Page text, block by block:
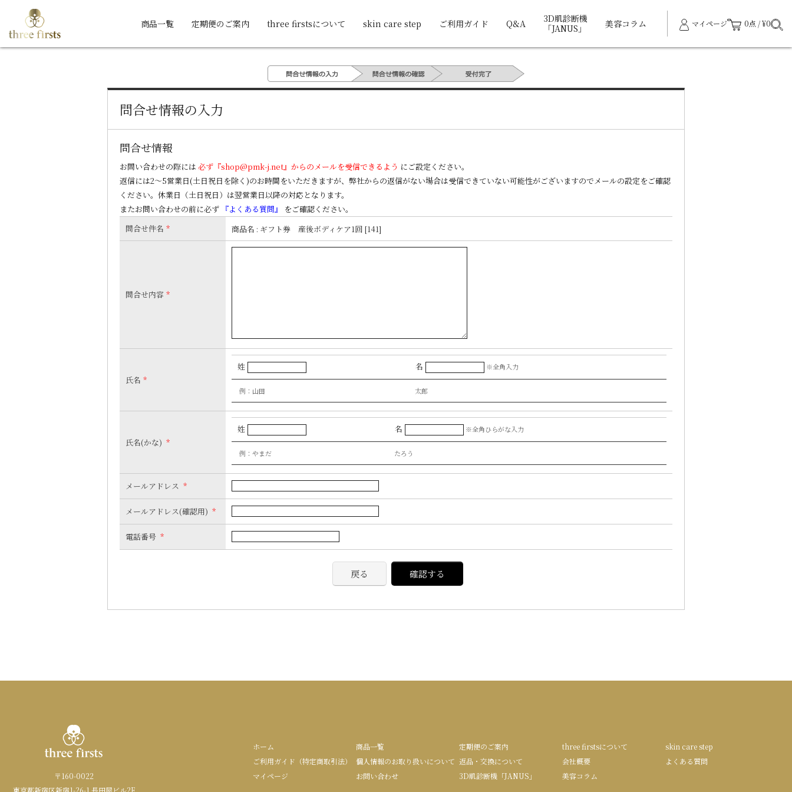
商品一覧 定期便のご案内 three firstsについて skin care step ご利用ガイド Q&A
3D肌診断機
「JANUS」
美容コラム マイページ 0点 / ¥0
問合せ情報の入力
問合せ情報
お問い合わせの際には 必ず『shop@pmk-j.net』からのメールを受信できるよう にご設定ください。
返信には2～5営業日(土日祝日を除く)のお時間をいただきますが、弊社からの返信がない場合は受信できていない可能性がございますのでメールの設定をご確認
ください。休業日（土日祝日）は翌営業日以降の対応となります。
またお問い合わせの前に必ず 『よくある質問』
をご確認ください。
問合せ件名 * 商品名 : ギフト券 産後ボディケア1回 [141]
問合せ内容 *
氏名 *
姓 名 ※全角入力
例：山田 太郎
氏名(かな) *
姓 名 ※全角ひらがな入力
例：やまだ たろう
メールアドレス *
メールアドレス(確認用) *
電話番号 *
戻る 確認する
〒160-0022
東京都新宿区新宿1-26-1 長田屋ビル2F
ホーム 商品一覧 定期便のご案内 three firstsについて
skin care step
ご利用ガイド（特定商取引法）
個人情報のお取り扱いについて 返品・交換について 会社概要
よくある質問
マイページ
お問い合わせ 3D肌診断機「JANUS」 美容コラム